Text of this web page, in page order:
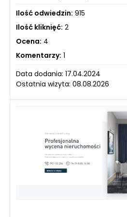
Ilość odwiedzin: 915
Ilość kliknięć: 2
Ocena: 4
Komentarzy: 1
Data dodania: 17.04.2024
Ostatnia wizyta: 08.08.2026